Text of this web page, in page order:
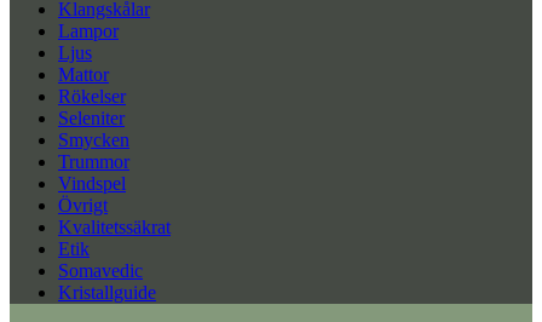
Klangskålar
Lampor
Ljus
Mattor
Rökelser
Seleniter
Smycken
Trummor
Vindspel
Övrigt
Kvalitetssäkrat
Etik
Somavedic
Kristallguide